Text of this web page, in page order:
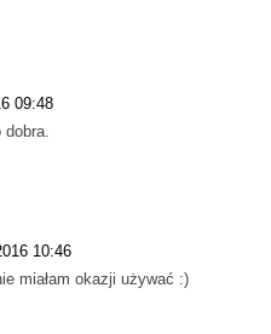
09:48
10:46
miałam okazji używać :)